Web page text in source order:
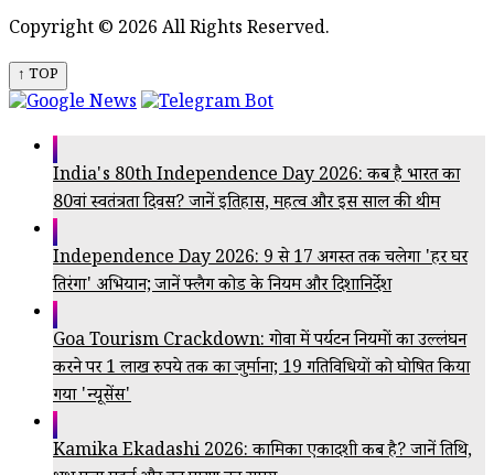
Copyright © 2026 All Rights Reserved.
↑ TOP
India's 80th Independence Day 2026: कब है भारत का
80वां स्वतंत्रता दिवस? जानें इतिहास, महत्व और इस साल की थीम
Independence Day 2026: 9 से 17 अगस्त तक चलेगा 'हर घर
तिरंगा' अभियान; जानें फ्लैग कोड के नियम और दिशानिर्देश
Goa Tourism Crackdown: गोवा में पर्यटन नियमों का उल्लंघन
करने पर 1 लाख रुपये तक का जुर्माना; 19 गतिविधियों को घोषित किया
गया 'न्यूसेंस'
Kamika Ekadashi 2026: कामिका एकादशी कब है? जानें तिथि,